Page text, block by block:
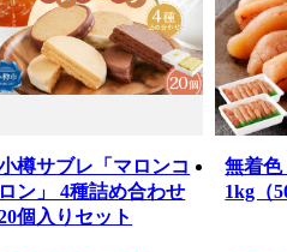
樽サブレ「マロンコ
ロン」 4種詰め合わせ
個入りセット
無着色
1kg（